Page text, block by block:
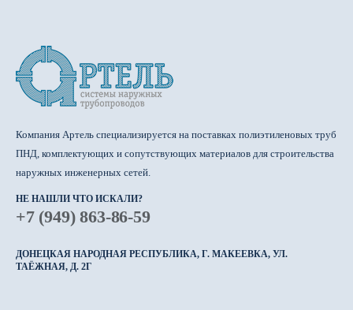
Компания Артель специализируется на поставках полиэтиленовых труб
ПНД, комплектующих и сопутствующих материалов для строительства
наружных инженерных сетей.
НЕ НАШЛИ ЧТО ИСКАЛИ?
+7 (949) 863-86-59
ДОНЕЦКАЯ НАРОДНАЯ РЕСПУБЛИКА, Г. МАКЕЕВКА, УЛ.
ТАЁЖНАЯ, Д. 2Г